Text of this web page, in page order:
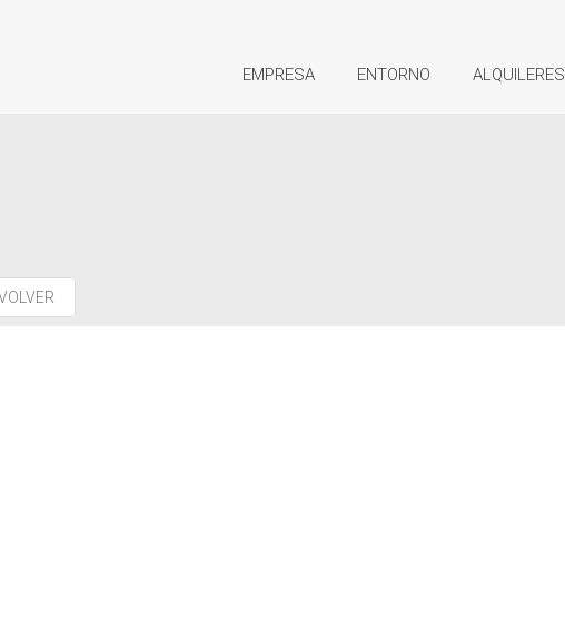
EMPRESA ENTORNO ALQUILERES